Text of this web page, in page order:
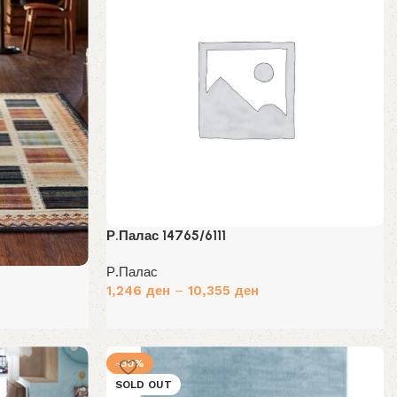
Р.Палас 14765/6111
Р.Палас
1,246 ден – 10,355 ден
-30%
SOLD OUT